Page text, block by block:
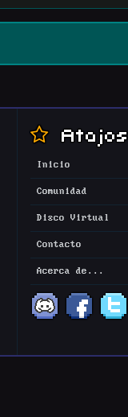
Atajos
Inicio
Comunidad
Disco Virtual
Contacto
Acerca de...